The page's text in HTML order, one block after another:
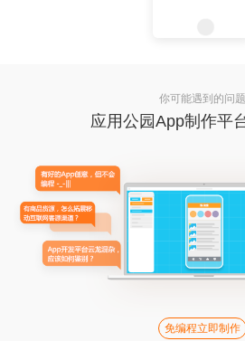
你可能遇到的问题
应用公园App制作平
免编程立即制作